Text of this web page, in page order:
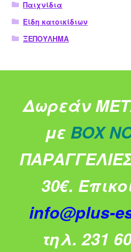
Παιχνίδια
Είδη κατοικίδιων
ΞΕΠΟΥΛΗΜΑ
Δωρεάν
με BOX
30€.
info@plus-
τηλ. 231